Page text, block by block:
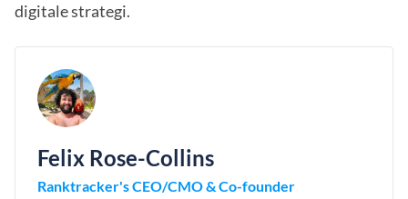
digitale strategi.
Felix Rose-Collins
Ranktracker's CEO/CMO & Co-founder